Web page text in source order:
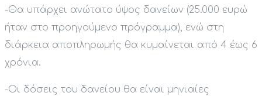
-Θα υπάρχει ανώτατο ύψος δανείων (25.000 ευρώ
ήταν στο προηγούμενο πρόγραμμα), ενώ στη
διάρκεια αποπληρωμής θα κυμαίνεται από 4 έως 6
χρόνια.
-Οι δόσεις του δανείου θα είναι μηνιαίες